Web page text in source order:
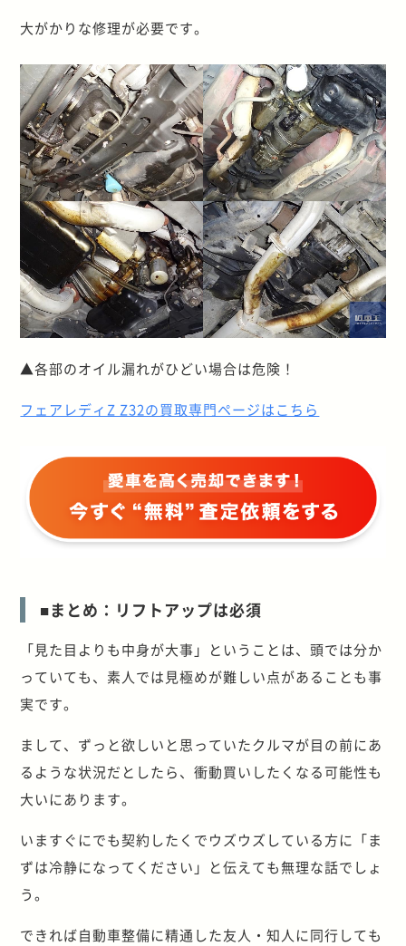
大がかりな修理が必要です。
▲各部のオイル漏れがひどい場合は危険！
フェアレディZ Z32の買取専門ページはこちら
■まとめ：リフトアップは必須
「見た目よりも中身が大事」ということは、頭では分か
っていても、素人では見極めが難しい点があることも事
実です。
まして、ずっと欲しいと思っていたクルマが目の前にあ
るような状況だとしたら、衝動買いしたくなる可能性も
大いにあります。
いますぐにでも契約したくでウズウズしている方に「ま
ずは冷静になってください」と伝えても無理な話でしょ
う。
できれば自動車整備に精通した友人・知人に同行しても